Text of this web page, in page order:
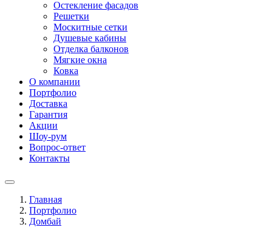
Остекление фасадов
Решетки
Москитные сетки
Душевые кабины
Отделка балконов
Мягкие окна
Ковка
О компании
Портфолио
Доставка
Гарантия
Акции
Шоу-рум
Вопрос-ответ
Контакты
Главная
Портфолио
Домбай